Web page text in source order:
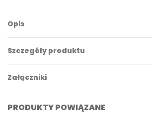
Opis
Szczegóły produktu
Załączniki
PRODUKTY POWIĄZANE